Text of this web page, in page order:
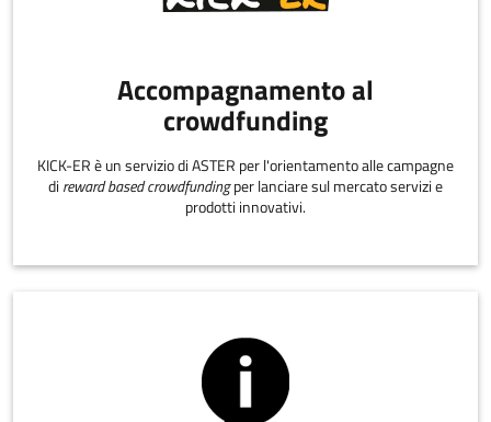
Accompagnamento al
crowdfunding
KICK-ER è un servizio di ASTER per l'orientamento alle campagne
di reward based crowdfundingper lanciare sul mercato servizi e
prodotti innovativi.